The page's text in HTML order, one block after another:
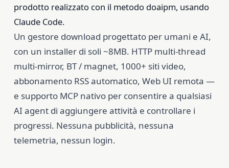
prodotto realizzato con il metodo doaipm, usando
Claude Code.
Un gestore download progettato per umani e AI,
con un installer di soli ~8MB. HTTP multi-thread
multi-mirror, BT / magnet, 1000+ siti video,
abbonamento RSS automatico, Web UI remota —
e supporto MCP nativo per consentire a qualsiasi
AI agent di aggiungere attività e controllare i
progressi. Nessuna pubblicità, nessuna
telemetria, nessun login.